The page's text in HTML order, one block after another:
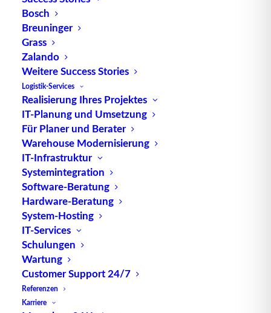
Bosch
Breuninger
Grass
Zalando
Weitere Success Stories
Logistik-Services
Realisierung Ihres Projektes
IT-Planung und Umsetzung
Für Planer und Berater
Warehouse Modernisierung
IT-Infrastruktur
Systemintegration
Software-Beratung
Hardware-Beratung
System-Hosting
IT-Services
Schulungen
Wartung
Customer Support 24/7
Referenzen
Karriere
wurde. Sie bietet eine strukturierte Möglichkeit,
komplexe Geschäftsprozesse zu beschreiben und
automatisiert auszuführen.
BPEL ermöglicht die Modellierung von
Geschäftsprozessen auf abstrakter Ebene,
unabhängig von der zugrunde liegenden
technischen Implementierung. Dies erleichtert die
Kommunikation zwischen Geschäftsanwendern und
IT-Spezialisten und ermöglicht eine schnellere und
agilere Entwicklung von Geschäftsanwendungen.
Die Sprache umfasst verschiedene Konstrukte und
Elemente, darunter Aktivitäten,
Zustandsübergänge, Variablen, Bedingungen und
Schleifen, die es ermöglichen, komplexe
Geschäftslogik abzubilden. Darüber hinaus
unterstützt BPEL die Integration
Systemen und Technologien durch die Verwendung